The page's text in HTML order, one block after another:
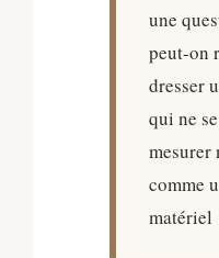
une
peut-on
dresser
qui ne
mesurer
comme
matériel